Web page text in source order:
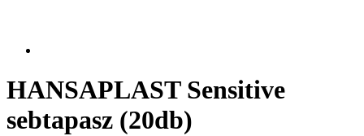
HANSAPLAST Sensitive
sebtapasz (20db)